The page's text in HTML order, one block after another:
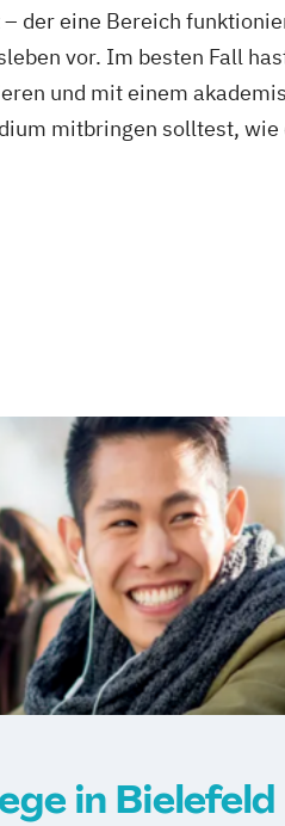
der eine Bereich
vor. Im besten Fall
und mit einem
mitbringen solltest,
in Bielefeld